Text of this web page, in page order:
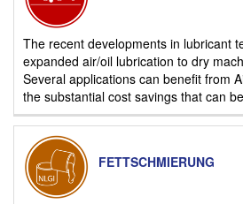
The recent developments in lubricant
expanded air/oil lubrication to dry
Several applications can benefit from
the substantial cost savings that can
FETTSCHMIERUNG